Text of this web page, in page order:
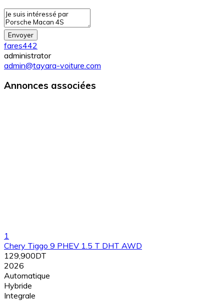
Envoyer
fares442
administrator
admin@tayara-voiture.com
Annonces associées
1
Chery Tiggo 9 PHEV 1.5 T DHT AWD
129,900DT
2026
Automatique
Hybride
Integrale